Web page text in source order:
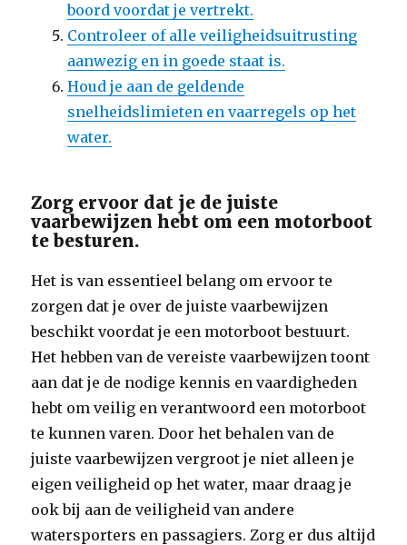
boord voordat je vertrekt.
Controleer of alle veiligheidsuitrusting
aanwezig en in goede staat is.
Houd je aan de geldende
snelheidslimieten en vaarregels op het
water.
Zorg ervoor dat je de juiste
vaarbewijzen hebt om een motorboot
te besturen.
Het is van essentieel belang om ervoor te
zorgen dat je over de juiste vaarbewijzen
beschikt voordat je een motorboot bestuurt.
Het hebben van de vereiste vaarbewijzen toont
aan dat je de nodige kennis en vaardigheden
hebt om veilig en verantwoord een motorboot
te kunnen varen. Door het behalen van de
juiste vaarbewijzen vergroot je niet alleen je
eigen veiligheid op het water, maar draag je
ook bij aan de veiligheid van andere
watersporters en passagiers. Zorg er dus altijd